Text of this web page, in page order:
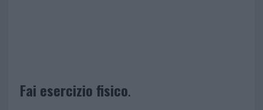
Fai esercizio fisico.